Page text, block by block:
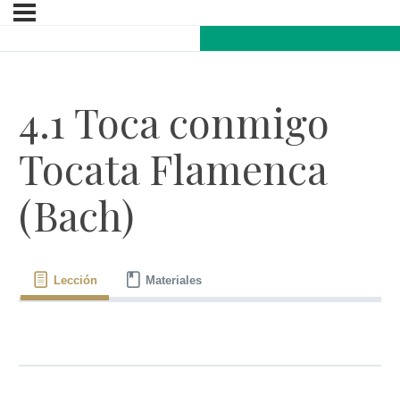
4.1 Toca conmigo
Tocata Flamenca
(Bach)
Lección Materiales